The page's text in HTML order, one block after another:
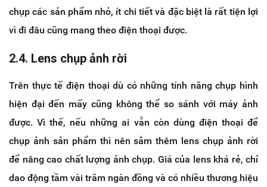
chụp các sản phẩm nhỏ, ít chi tiết và đặc biệt là rất tiện lợi
vì đi đâu cũng mang theo điện thoại được.
2.4. Lens chụp ảnh rời
Trên thực tế điện thoại dù có những tính năng chụp hình
hiện đại đến mấy cũng không thể so sánh với máy ảnh
được. Vì thế, nếu những ai vẫn còn dùng điện thoại để
chụp ảnh sản phẩm thì nên sắm thêm lens chụp ảnh rời
để nâng cao chất lượng ảnh chụp. Giá của lens khá rẻ, chỉ
dao động tầm vài trăm ngàn đồng và có nhiều thương hiệu